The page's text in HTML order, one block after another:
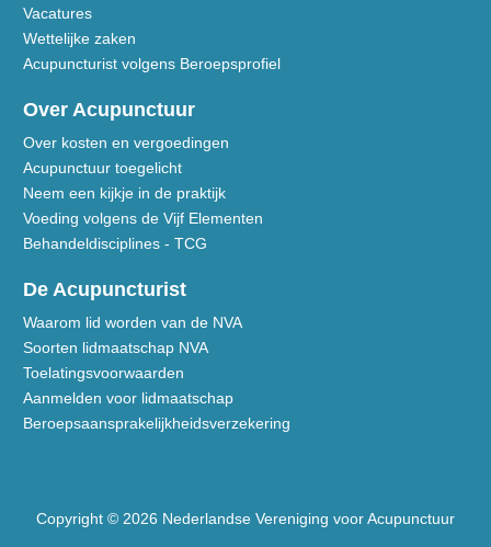
Vacatures
Wettelijke zaken
Acupuncturist volgens Beroepsprofiel
Over Acupunctuur
Over kosten en vergoedingen
Acupunctuur toegelicht
Neem een kijkje in de praktijk
Voeding volgens de Vijf Elementen
Behandeldisciplines - TCG
De Acupuncturist
Waarom lid worden van de NVA
Soorten lidmaatschap NVA
Toelatingsvoorwaarden
Aanmelden voor lidmaatschap
Beroepsaansprakelijkheidsverzekering
Copyright © 2026 Nederlandse Vereniging voor Acupunctuur